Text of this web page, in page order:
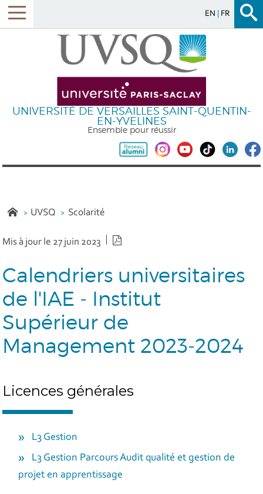
EN FR
UNIVERSITÉ DE VERSAILLES SAINT-QUENTIN-
EN-YVELINES
Ensemble pour réussir
UVSQ Scolarité
Mis à jour le 27 juin 2023
Calendriers universitaires
de l'IAE - Institut
Supérieur de
Management 2023-2024
Licences générales
L3 Gestion
L3 Gestion Parcours Audit qualité et gestion de
projet en apprentissage